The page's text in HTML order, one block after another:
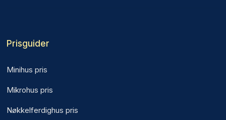
Prisguider
Minihus pris
Mikrohus pris
Nøkkelferdighus pris